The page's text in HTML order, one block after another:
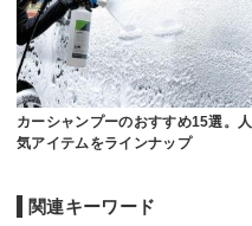
カーシャンプーのおすすめ15選。人
気アイテムをラインナップ
関連キーワード